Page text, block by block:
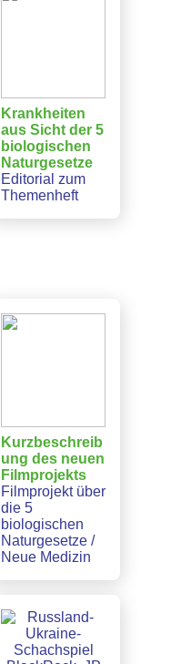
Krankheiten
aus Sicht der 5
biologischen
Naturgesetze
Editorial zum
Themenheft
Kurzbeschreib
ung des neuen
Filmprojekts
Filmprojekt über
die 5
biologischen
Naturgesetze /
Neue Medizin